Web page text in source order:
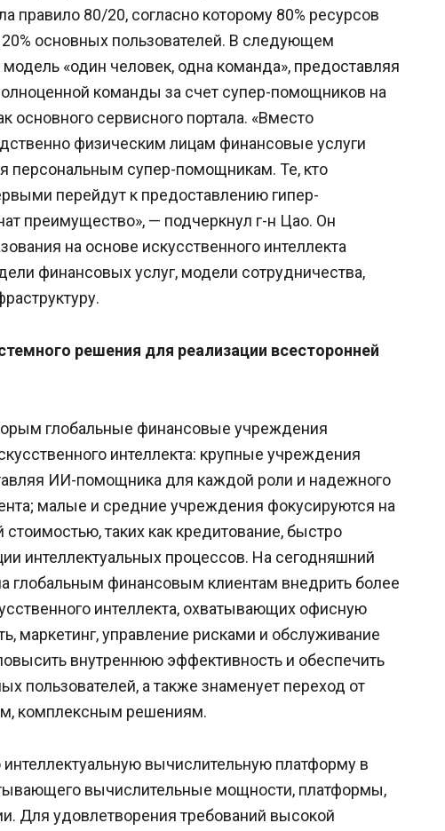
правило 80/20, согласно которому 80% ресурсов
основных пользователей. В следующем
«один человек, одна команда», предоставляя
команды за счет супер-помощников на
основного сервисного портала. «Вместо
физическим лицам финансовые услуги
персональным супер-помощникам. Те, кто
перейдут к предоставлению гипер-
преимущество», — подчеркнул г-н Цао. Он
на основе искусственного интеллекта
финансовых услуг, модели сотрудничества,
решения для реализации всесторонней
глобальные финансовые учреждения
интеллекта: крупные учреждения
ИИ-помощника для каждой роли и надежного
малые и средние учреждения фокусируются на
таких как кредитование, быстро
интеллектуальных процессов. На сегодняшний
глобальным финансовым клиентам внедрить более
интеллекта, охватывающих офисную
маркетинг, управление рисками и обслуживание
внутреннюю эффективность и обеспечить
пользователей, а также знаменует переход от
комплексным решениям.
вычислительную платформу в
вычислительные мощности, платформы,
Для удовлетворения требований высокой